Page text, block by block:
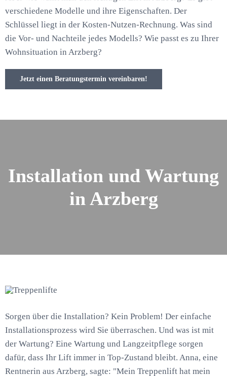
verschiedene Modelle und ihre Eigenschaften. Der
Schlüssel liegt in der Kosten-Nutzen-Rechnung. Was sind
die Vor- und Nachteile jedes Modells? Wie passt es zu Ihrer
Wohnsituation in Arzberg?
Jetzt einen Beratungstermin vereinbaren!
Installation und Wartung
in Arzberg
Sorgen über die Installation? Kein Problem! Der einfache
Installationsprozess wird Sie überraschen. Und was ist mit
der Wartung? Eine Wartung und Langzeitpflege sorgen
dafür, dass Ihr Lift immer in Top-Zustand bleibt. Anna, eine
Rentnerin aus Arzberg, sagte: "Mein Treppenlift hat mein